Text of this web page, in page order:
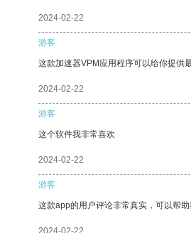
2024-02-22
游客
这款加速器VPM应用程序可以给你提供
2024-02-22
游客
这个软件我非常喜欢
2024-02-22
游客
这款app的用户评论非常真实，可以帮助
2024-02-22